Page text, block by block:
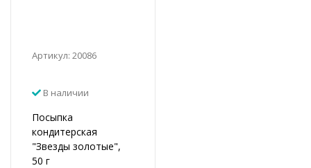
Артикул: 20086
В наличии
Посыпка
кондитерская
"Звезды золотые",
50 г